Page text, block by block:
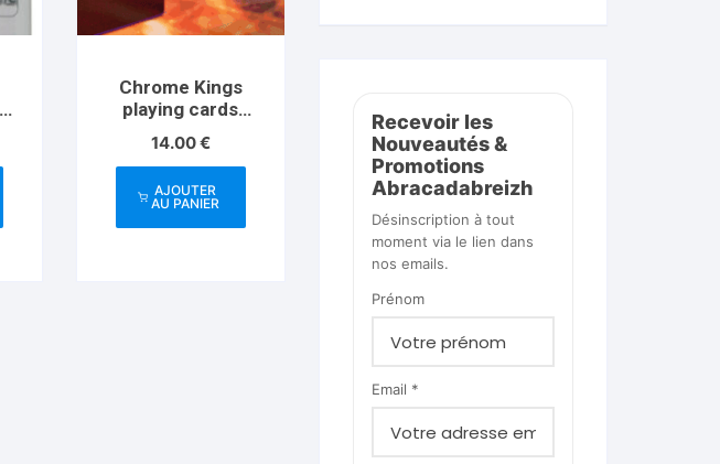
Chrome Kings
playing cards
14.00€
AJOUTER
AU PANIER
Recevoir les
Nouveautés &
Promotions
Abracadabreizh
Désinscription à tout
moment via le lien dans
nos emails.
Prénom
Email *